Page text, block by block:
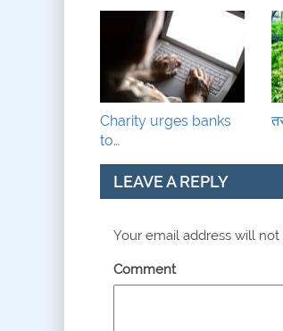
Charity urges banks
to…
LEAVE A REPLY
Your email address will
Comment